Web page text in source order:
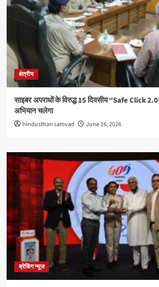
क्षेत्रीय
साइबर अपराधों के विरुद्ध 15 दिवसीय “Safe Click
अभियान चलेगा
hindusthan samvad June 16, 2026
ब्रेकिंग न्यूज